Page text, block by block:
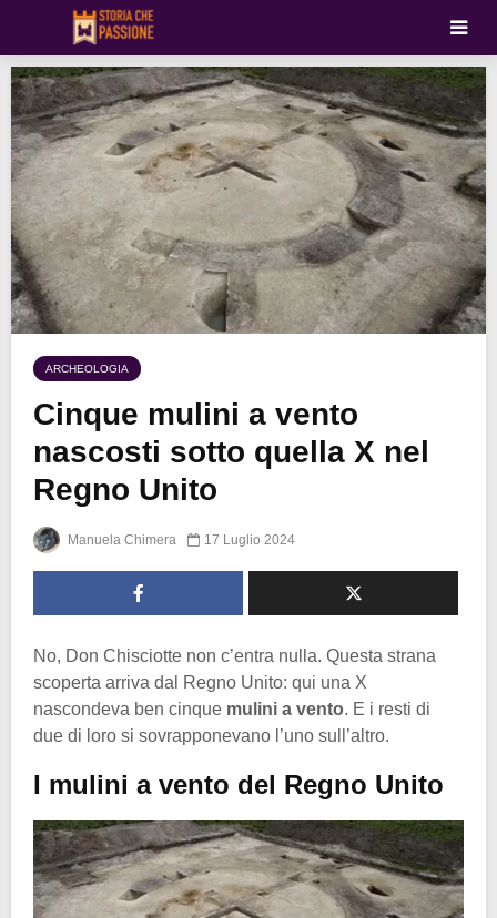
ARCHEOLOGIA
Cinque mulini a vento
nascosti sotto quella X nel
Regno Unito
Manuela Chimera 17 Luglio 2024
No, Don Chisciotte non c’entra nulla. Questa strana
scoperta arriva dal Regno Unito: qui una X
nascondeva ben cinque mulini a vento. E i resti di
due di loro si sovrapponevano l’uno sull’altro.
I mulini a vento del Regno Unito